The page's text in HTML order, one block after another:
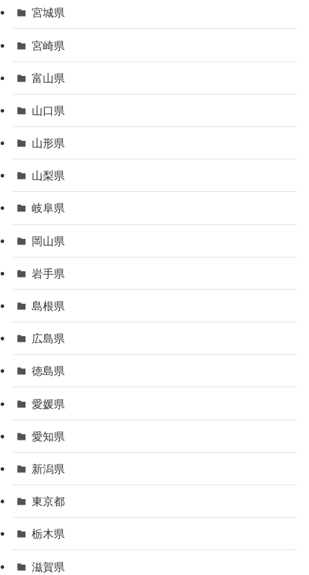
宮城県
宮崎県
富山県
山口県
山形県
山梨県
岐阜県
岡山県
岩手県
島根県
広島県
徳島県
愛媛県
愛知県
新潟県
東京都
栃木県
滋賀県